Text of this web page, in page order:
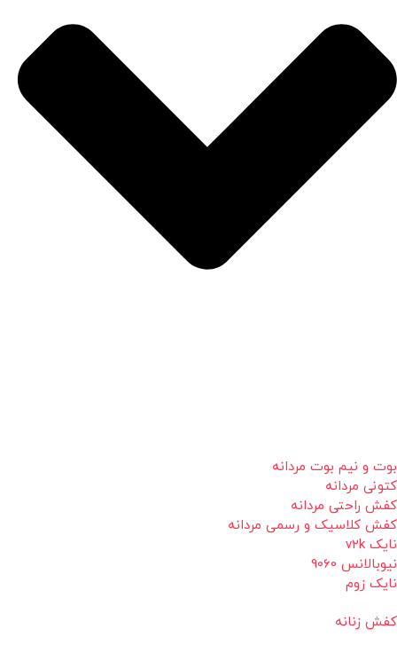
بوت و نیم بوت مردانه
کتونی مردانه
کفش راحتی مردانه
کفش کلاسیک و رسمی مردانه
نایک v2k
نیوبالانس 9060
نایک زوم
کفش زنانه